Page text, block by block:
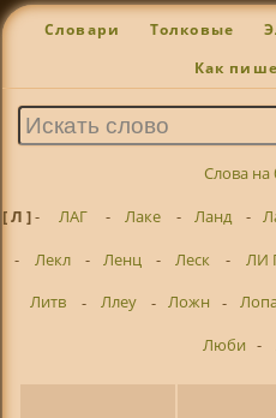
Словари Толковые
Как
Слова на
[ Л ]- ЛАГ - Лаке - Ланд -
-
Лекл - Ленц - Леск - ЛИ
Литв
- Ллеу - Ложн -
Люби -